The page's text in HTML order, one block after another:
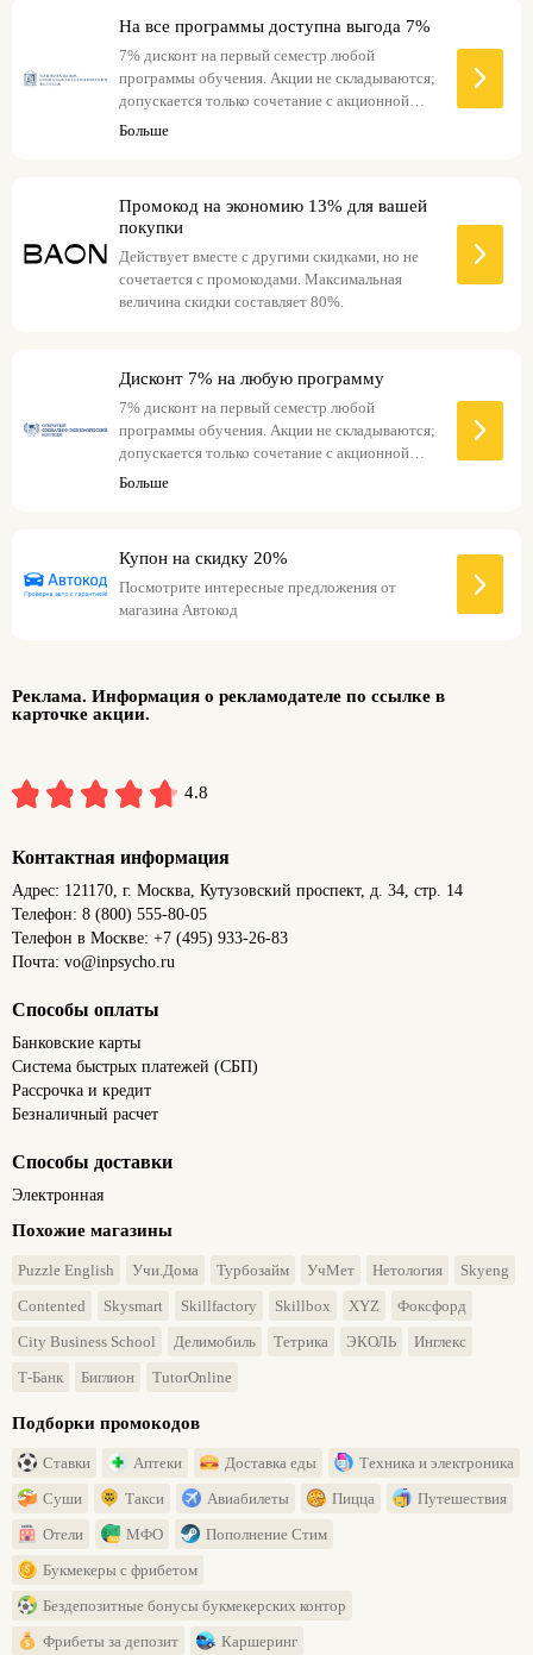
На все программы доступна выгода 7%
7% дисконт на первый семестр любой
программы обучения. Акции не складываются;
допускается только сочетание с акционной
ценой на сайте.
Больше
Промокод на экономию 13% для вашей
покупки
Действует вместе с другими скидками, но не
сочетается с промокодами. Максимальная
величина скидки составляет 80%.
Дисконт 7% на любую программу
7% дисконт на первый семестр любой
программы обучения. Акции не складываются;
допускается только сочетание с акционной
ценой на сайте.
Больше
Купон на скидку 20%
Посмотрите интересные предложения от
магазина Автокод
Реклама. Информация о рекламодателе по ссылке в
карточке акции.
4.8
Контактная информация
Адрес: 121170, г. Москва, Кутузовский проспект, д. 34, стр. 14
Телефон: 8 (800) 555-80-05
Телефон в Москве: +7 (495) 933-26-83
Почта: vo@inpsycho.ru
Способы оплаты
Банковские карты
Система быстрых платежей (СБП)
Рассрочка и кредит
Безналичный расчет
Способы доставки
Электронная
Похожие магазины
Puzzle English Учи.Дома Турбозайм УчМет Нетология
Skyeng
Contented
Skysmart Skillfactory Skillbox XYZ
Фоксфорд
City Business School
Делимобиль Тетрика ЭКОЛЬ
Инглекс
Т-Банк
Биглион TutorOnline
Подборки промокодов
Ставки Аптеки Доставка еды
Техника и электроника
Суши
Такси Авиабилеты Пицца
Путешествия
Отели
МФО
Пополнение Стим
Букмекеры с фрибетом
Бездепозитные бонусы букмекерских контор
Фрибеты за депозит
Каршеринг